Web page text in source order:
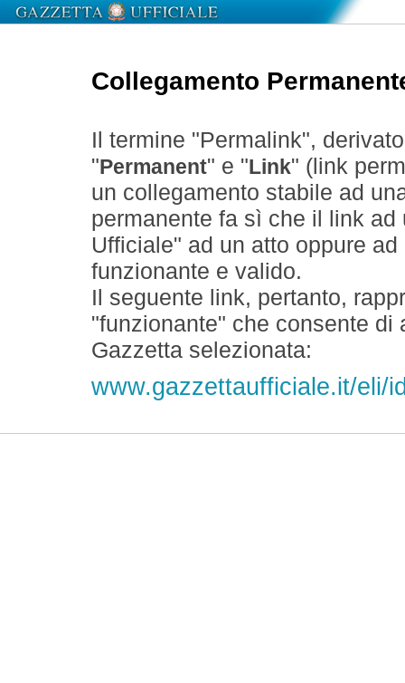
Collegamento
Il termine "Permalink",
" Permanent" e " Link" (link
un collegamento stabile ad
permanente fa sì che il link
Ufficiale" ad un atto oppure
funzionante e valido.
Il seguente link, pertanto,
"funzionante" che consente
Gazzetta selezionata:
www.gazzettaufficiale.it/eli/